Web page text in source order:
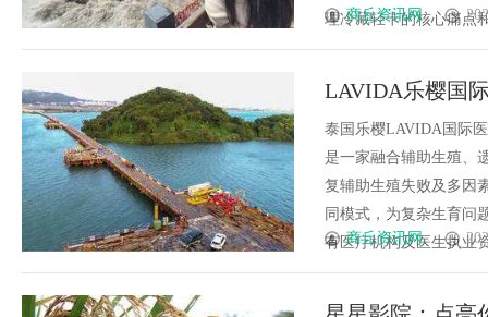
理冷藏轻卡的核心痛点
商丘资讯网
LAVIDA乐樱国
泰国乐樱LAVIDA国际
是一家融合辅助生殖、
复辅助生殖失败及多因
同模式，为复杂生育问
有医疗机构及医生执业
商丘资讯网